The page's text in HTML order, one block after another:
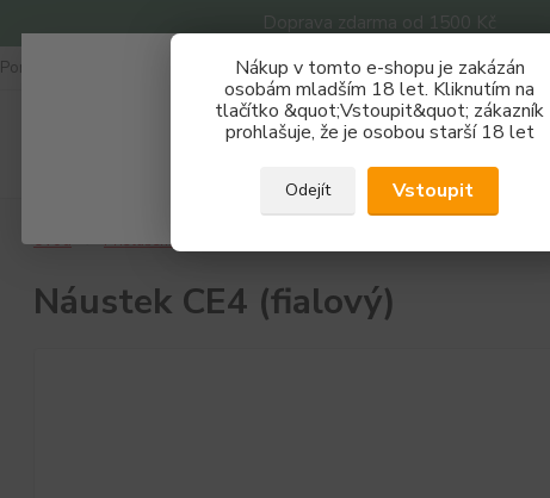
Doprava zdarma od 1500 Kč
Nákup v tomto e-shopu je zakázán
osobám mladším 18 let. Kliknutím na
tlačítko &quot;Vstoupit&quot; zákazník
prohlašuje, že je osobou starší 18 let
Odejít Vstoupit
Poradna
Hledat
Úvod Příslušenství
Náustek CE4 (fialový)
Získej slevu 3%
Zaregistruj se a nakupuj se slevou právě teď!
REGISTRAČNÍ FORMULÁŘ
Zavřít